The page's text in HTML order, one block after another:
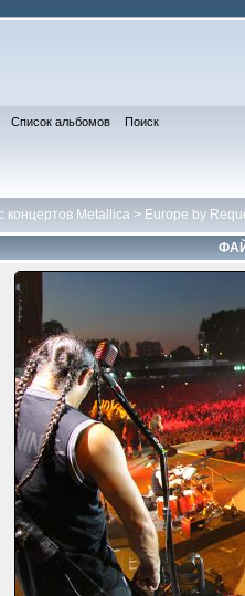
Список альбомов Поиск
концертов Metallica > Europe by